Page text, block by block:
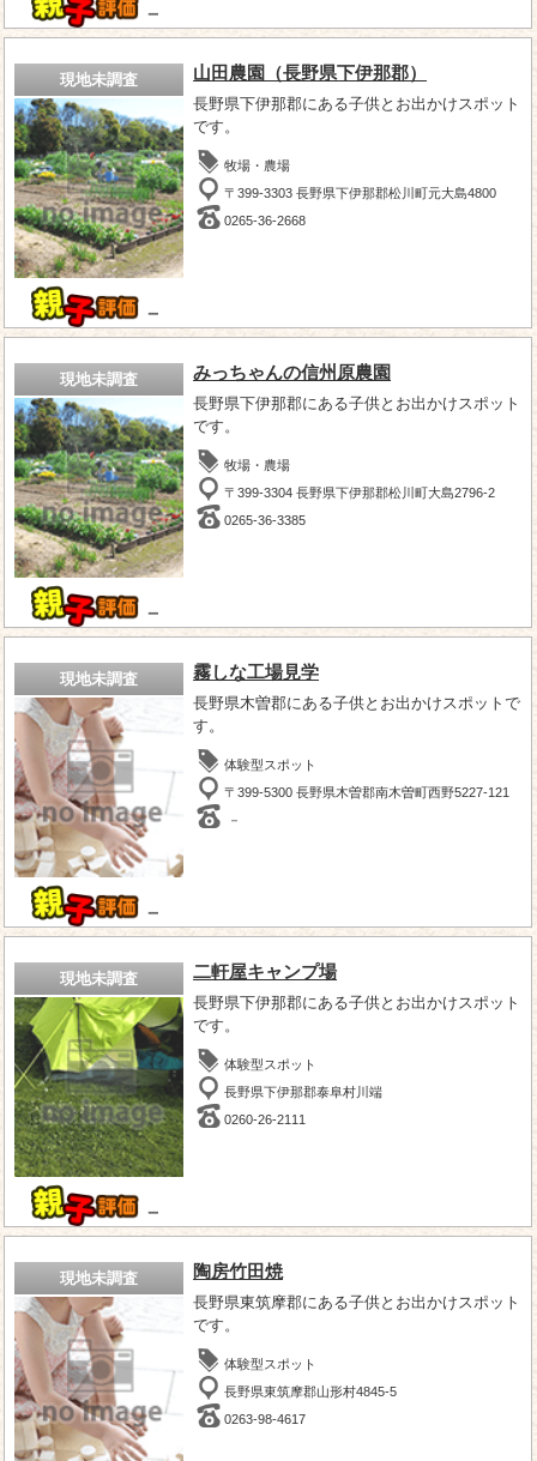
－
現地未調査
－
山田農園（長野県下伊那郡）
長野県下伊那郡にある子供とお出かけスポット
です。
牧場・農場
〒399-3303 長野県下伊那郡松川町元大島4800
0265-36-2668
現地未調査
－
みっちゃんの信州原農園
長野県下伊那郡にある子供とお出かけスポット
です。
牧場・農場
〒399-3304 長野県下伊那郡松川町大島2796-2
0265-36-3385
現地未調査
－
霧しな工場見学
長野県木曽郡にある子供とお出かけスポットで
す。
体験型スポット
〒399-5300 長野県木曽郡南木曽町西野5227-121
－
現地未調査
－
二軒屋キャンプ場
長野県下伊那郡にある子供とお出かけスポット
です。
体験型スポット
長野県下伊那郡泰阜村川端
0260-26-2111
現地未調査 陶房竹田焼
長野県東筑摩郡にある子供とお出かけスポット
です。
体験型スポット
長野県東筑摩郡山形村4845-5
0263-98-4617